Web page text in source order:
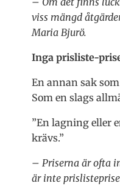
viss mängd
Maria Bjurö.
Inga prisliste-
En annan sak
Som en slags
”En lagning eller
krävs.”
– Priserna är ofta
är inte